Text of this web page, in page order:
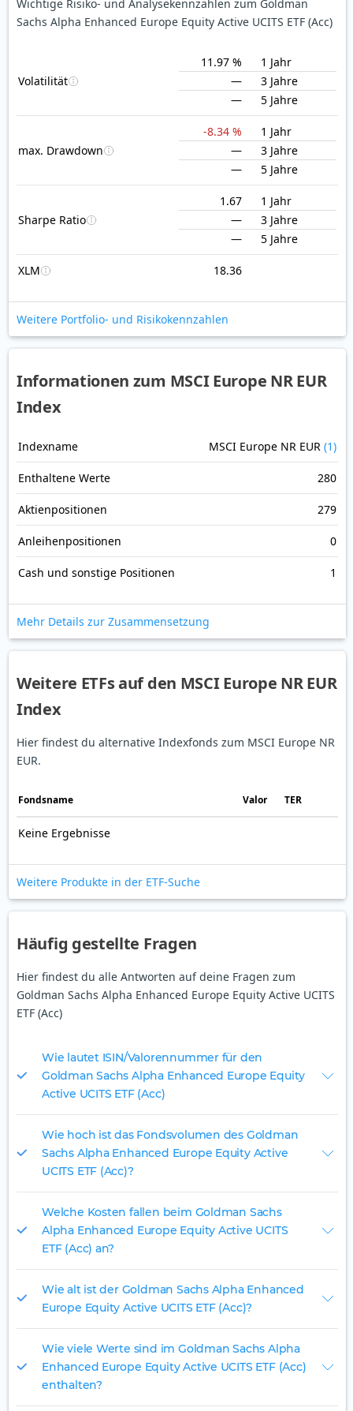
Wichtige Risiko- und Analysekennzahlen zum Goldman
Sachs Alpha Enhanced Europe Equity Active UCITS ETF (Acc)
Volatilität
11.97 %
1 Jahr
—
3 Jahre
—
5 Jahre
max. Drawdown
-8.34 %
1 Jahr
—
3 Jahre
—
5 Jahre
Sharpe Ratio
1.67
1 Jahr
—
3 Jahre
—
5 Jahre
XLM 18.36
Weitere Portfolio- und Risikokennzahlen
Informationen zum MSCI Europe NR EUR
Index
Indexname MSCI Europe NR EUR (1)
Enthaltene Werte 280
Aktienpositionen 279
Anleihenpositionen 0
Cash und sonstige Positionen 1
Mehr Details zur Zusammensetzung
Weitere ETFs auf den MSCI Europe NR EUR
Index
Hier findest du alternative Indexfonds zum MSCI Europe NR
EUR.
Fonds­name Valor TER
Keine Ergebnisse
Weitere Produkte in der ETF-Suche
Häufig gestellte Fragen
Hier findest du alle Antworten auf deine Fragen zum
Goldman Sachs Alpha Enhanced Europe Equity Active UCITS
ETF (Acc)
Wie lautet ISIN/Valorennummer für den
Goldman Sachs Alpha Enhanced Europe Equity
Active UCITS ETF (Acc)
Wie hoch ist das Fondsvolumen des Goldman
Sachs Alpha Enhanced Europe Equity Active
UCITS ETF (Acc)?
Welche Kosten fallen beim Goldman Sachs
Alpha Enhanced Europe Equity Active UCITS
ETF (Acc) an?
Wie alt ist der Goldman Sachs Alpha Enhanced
Europe Equity Active UCITS ETF (Acc)?
Wie viele Werte sind im Goldman Sachs Alpha
Enhanced Europe Equity Active UCITS ETF (Acc)
enthalten?